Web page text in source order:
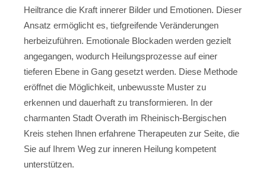
Heiltrance die Kraft innerer Bilder und Emotionen. Dieser
Ansatz ermöglicht es, tiefgreifende Veränderungen
herbeizuführen. Emotionale Blockaden werden gezielt
angegangen, wodurch Heilungsprozesse auf einer
tieferen Ebene in Gang gesetzt werden. Diese Methode
eröffnet die Möglichkeit, unbewusste Muster zu
erkennen und dauerhaft zu transformieren. In der
charmanten Stadt Overath im Rheinisch-Bergischen
Kreis stehen Ihnen erfahrene Therapeuten zur Seite, die
Sie auf Ihrem Weg zur inneren Heilung kompetent
unterstützen.